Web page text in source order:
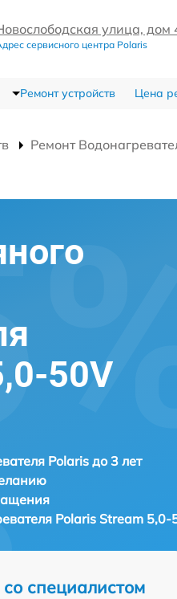
улица, дом
сервисного центра Polaris
Ремонт устройств Цена
Ремонт
50V
Polaris до 3 лет
Polaris Stream 5,0-
специалистом